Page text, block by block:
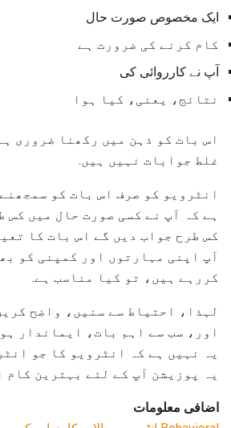
ایک مخصوص صورت حال
کام کرنے کی ضرورت ہے
آپ نے کارروائی کی
نتائج، یعنی، کیا ہوا
اس بات کو ذہن میں رکھنا ضروری
غلط جوابات نہیں ہیں.
انٹرویو کو صرف اس بات کو
ہے کہ آپ نے کسی صورت حال میں کس
کس طرح جواب دیں گے اس بات کا
آپ اپنی مہارتوں اور کمپنی کو
کررہے ہیں، تو کیا مناسب ہے.
لہذا، احتیاط سے سنیں، واضح
اور، سب سے اہم بات، ایماندار
یہ نہیں ہے کہ انٹرویو کا جو
یہ پوزیشن آپ کے لئے بہترین کام
اضافی معلومات